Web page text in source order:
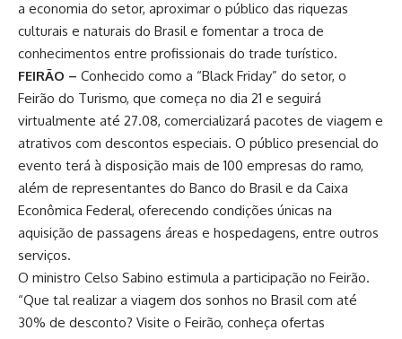
a economia do setor, aproximar o público das riquezas
culturais e naturais do Brasil e fomentar a troca de
conhecimentos entre profissionais do trade turístico.
FEIRÃO – Conhecido como a “Black Friday” do setor, o
Feirão do Turismo, que começa no dia 21 e seguirá
virtualmente até 27.08, comercializará pacotes de viagem e
atrativos com descontos especiais. O público presencial do
evento terá à disposição mais de 100 empresas do ramo,
além de representantes do Banco do Brasil e da Caixa
Econômica Federal, oferecendo condições únicas na
aquisição de passagens áreas e hospedagens, entre outros
serviços.
O ministro Celso Sabino estimula a participação no Feirão.
“Que tal realizar a viagem dos sonhos no Brasil com até
30% de desconto? Visite o Feirão, conheça ofertas